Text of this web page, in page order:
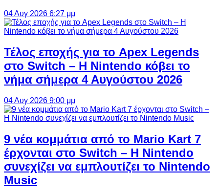
04 Αυγ 2026 6:27 μμ
Τέλος εποχής για το Apex Legends
στο Switch – Η Nintendo κόβει το
νήμα σήμερα 4 Αυγούστου 2026
04 Αυγ 2026 9:00 μμ
9 νέα κομμάτια από το Mario Kart 7
έρχονται στο Switch – Η Nintendo
συνεχίζει να εμπλουτίζει το Nintendo
Music